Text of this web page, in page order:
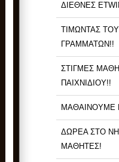
ΔΙΕΘΝΕΣ
ΤΙΜΩΝΤΑΣ
ΓΡΑΜΜΑΤΩΝ!!
ΣΤΙΓΜΕΣ
ΠΑΙΧΝΙΔΙΟΥ!!
ΜΑΘΑΙΝΟΥΜΕ
ΔΩΡΕΑ ΣΤΟ
ΜΑΘΗΤΕΣ!